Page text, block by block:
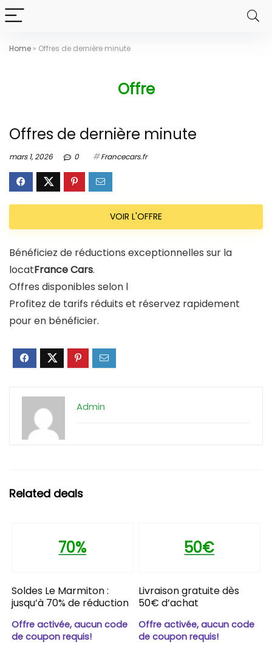
Home » Offres de dernière minute
Offre
Offres de dernière minute
mars 1, 2026 0 Francecars.fr
VOIR L'OFFRE
Bénéficiez de réductions exceptionnelles sur la
locatFrance Cars.
Offres disponibles selon l
Profitez de tarifs réduits et réservez rapidement
pour en bénéficier.
Admin
Related deals
70%
Soldes Le Marmiton :
jusqu’à 70% de réduction
Offre activée, aucun code
de coupon requis!
50€
Livraison gratuite dès
50€ d’achat
Offre activée, aucun code
de coupon requis!